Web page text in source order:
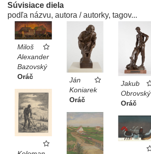
Súvisiace diela
podľa názvu, autora / autorky, tagov...
Miloš
Alexander
Bazovský
Oráč
Ján
Koniarek
Oráč
Jakub
Obrovský
Oráč